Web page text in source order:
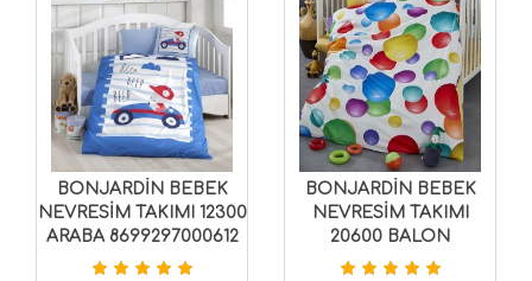
BONJARDİN BEBEK
NEVRESİM TAKIMI 12300
ARABA 8699297000612
BONJARDİN BEBEK
NEVRESİM TAKIMI
20600 BALON
8696474000210